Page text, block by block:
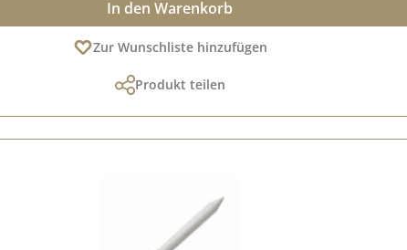
In den Warenkorb
Zur Wunschliste hinzufügen
Produkt teilen